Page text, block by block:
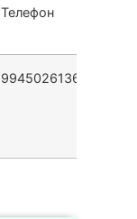
Телефон
994502613653